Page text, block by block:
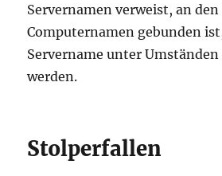
Servernamen verweist, an den
Computernamen gebunden
Servername unter
werden.
Stolperfallen